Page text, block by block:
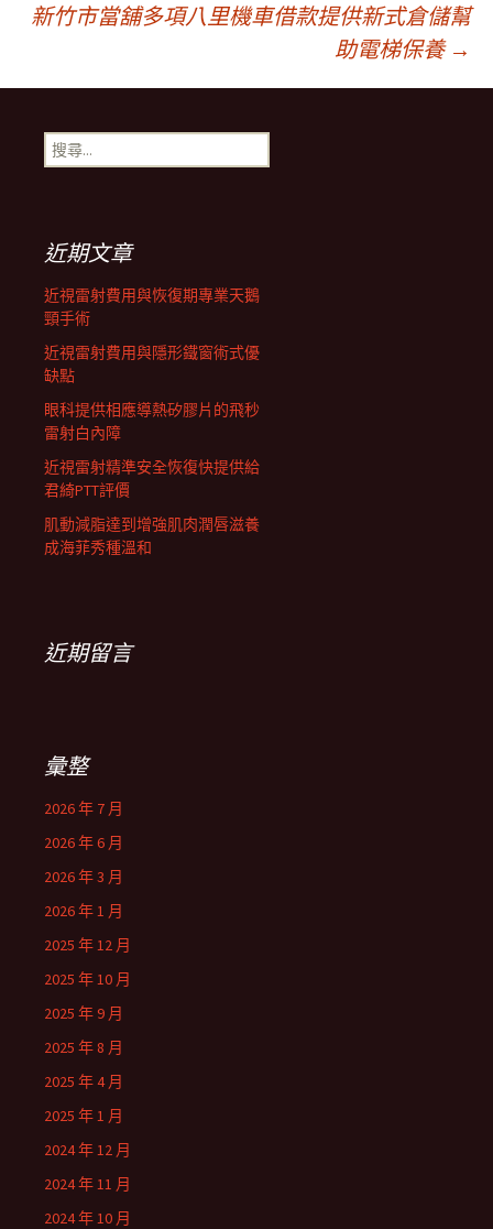
章
導
航
列
新竹市當舖多項八里機車借款提供新式倉儲幫
助電梯保養 →
搜
尋
近期文章
近視雷射費用與恢復期專業天鵝
頸手術
近視雷射費用與隱形鐵窗術式優
缺點
眼科提供相應導熱矽膠片的飛秒
雷射白內障
近視雷射精準安全恢復快提供給
君綺PTT評價
肌動減脂達到增強肌肉潤唇滋養
成海菲秀種溫和
近期留言
彙整
2026 年 7 月
2026 年 6 月
2026 年 3 月
2026 年 1 月
2025 年 12 月
2025 年 10 月
2025 年 9 月
2025 年 8 月
2025 年 4 月
2025 年 1 月
2024 年 12 月
2024 年 11 月
2024 年 10 月